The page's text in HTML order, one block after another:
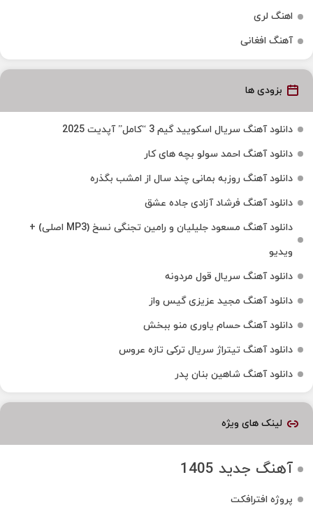
اهنگ لری
آهنگ افغانی
بزودی ها
دانلود آهنگ سریال اسکویید گیم 3 “کامل” آپدیت 2025
دانلود آهنگ احمد سولو بچه های کار
دانلود آهنگ روزبه بمانی چند سال از امشب بگذره
دانلود آهنگ فرشاد آزادی جاده عشق
دانلود آهنگ مسعود جلیلیان و رامین تجنگی نسخ (MP3 اصلی) +
ویدیو
دانلود آهنگ سریال قول مردونه
دانلود آهنگ مجید عزیزی گیس واز
دانلود آهنگ حسام یاوری منو ببخش
دانلود آهنگ تیتراژ سریال ترکی تازه عروس
دانلود آهنگ شاهین بنان پدر
لینک های ویژه
آهنگ جدید 1405
پروژه افترافکت